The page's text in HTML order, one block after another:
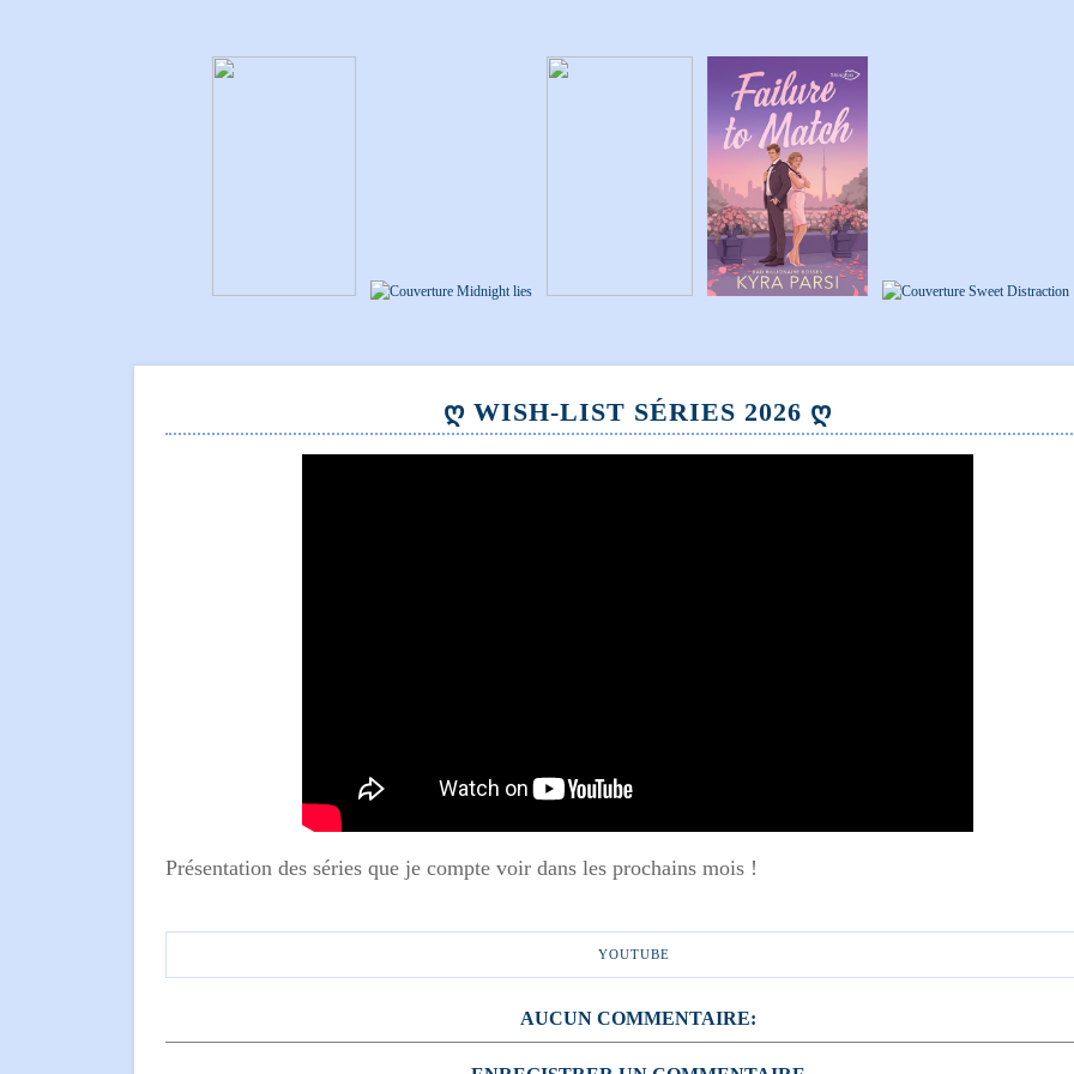
Ღ WISH-LIST SÉRIES 2026 Ღ
Présentation des séries que je compte voir dans les prochains mois !
YOUTUBE
AUCUN COMMENTAIRE: